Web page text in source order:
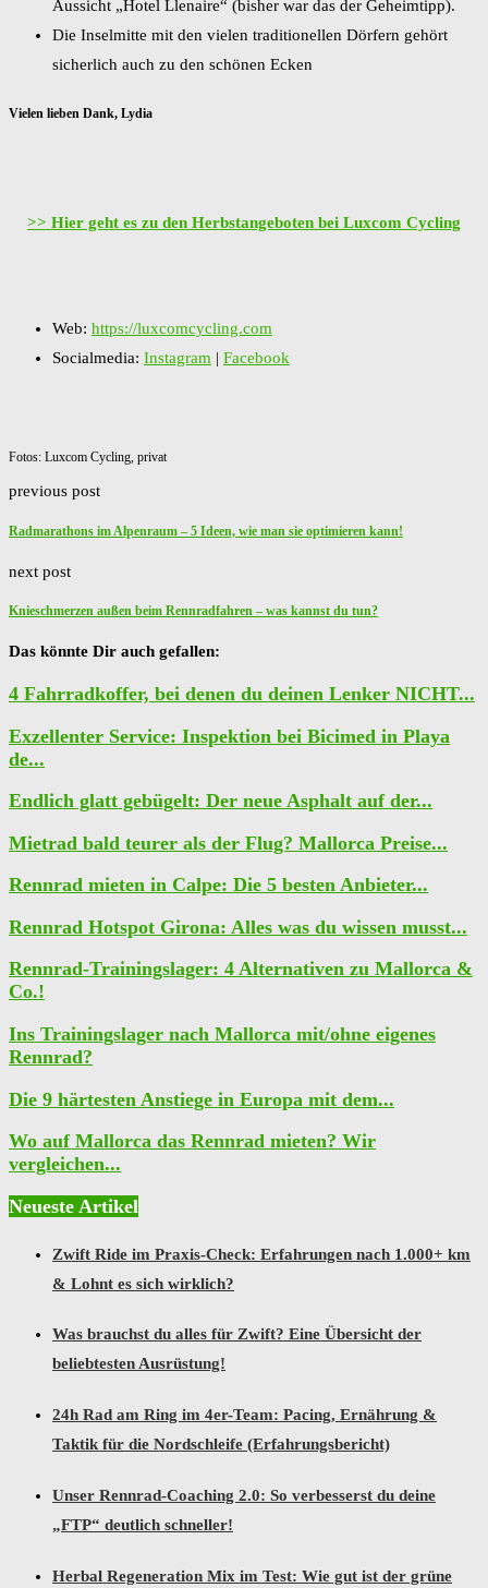
Aussicht „Hotel Llenaire“ (bisher war das der Geheimtipp).
Die Inselmitte mit den vielen traditionellen Dörfern gehört
sicherlich auch zu den schönen Ecken
Vielen lieben Dank, Lydia
>> Hier geht es zu den Herbstangeboten bei Luxcom Cycling
Web: https://luxcomcycling.com
Socialmedia: Instagram | Facebook
Fotos: Luxcom Cycling, privat
previous post
Radmarathons im Alpenraum – 5 Ideen, wie man sie optimieren kann!
next post
Knieschmerzen außen beim Rennradfahren – was kannst du tun?
Das könnte Dir auch gefallen:
4 Fahrradkoffer, bei denen du deinen Lenker NICHT...
Exzellenter Service: Inspektion bei Bicimed in Playa
de...
Endlich glatt gebügelt: Der neue Asphalt auf der...
Mietrad bald teurer als der Flug? Mallorca Preise...
Rennrad mieten in Calpe: Die 5 besten Anbieter...
Rennrad Hotspot Girona: Alles was du wissen musst...
Rennrad-Trainingslager: 4 Alternativen zu Mallorca &
Co.!
Ins Trainingslager nach Mallorca mit/ohne eigenes
Rennrad?
Die 9 härtesten Anstiege in Europa mit dem...
Wo auf Mallorca das Rennrad mieten? Wir
vergleichen...
Neueste Artikel
Zwift Ride im Praxis-Check: Erfahrungen nach 1.000+ km
& Lohnt es sich wirklich?
Was brauchst du alles für Zwift? Eine Übersicht der
beliebtesten Ausrüstung!
24h Rad am Ring im 4er-Team: Pacing, Ernährung &
Taktik für die Nordschleife (Erfahrungsbericht)
Unser Rennrad-Coaching 2.0: So verbesserst du deine
„FTP“ deutlich schneller!
Herbal Regeneration Mix im Test: Wie gut ist der grüne